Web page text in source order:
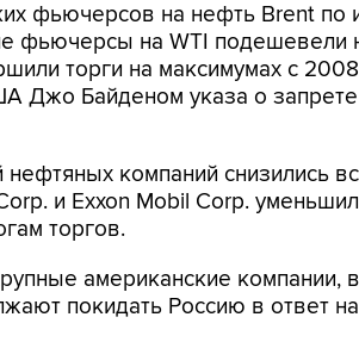
фьючерсов на нефть Brent по
фьючерсы на WTI подешевели
торги на максимумах с
Джо Байденом указа о запрете
нефтяных компаний снизились
и Exxon Mobil Corp.
торгов.
американские компании,
покидать Россию в ответ